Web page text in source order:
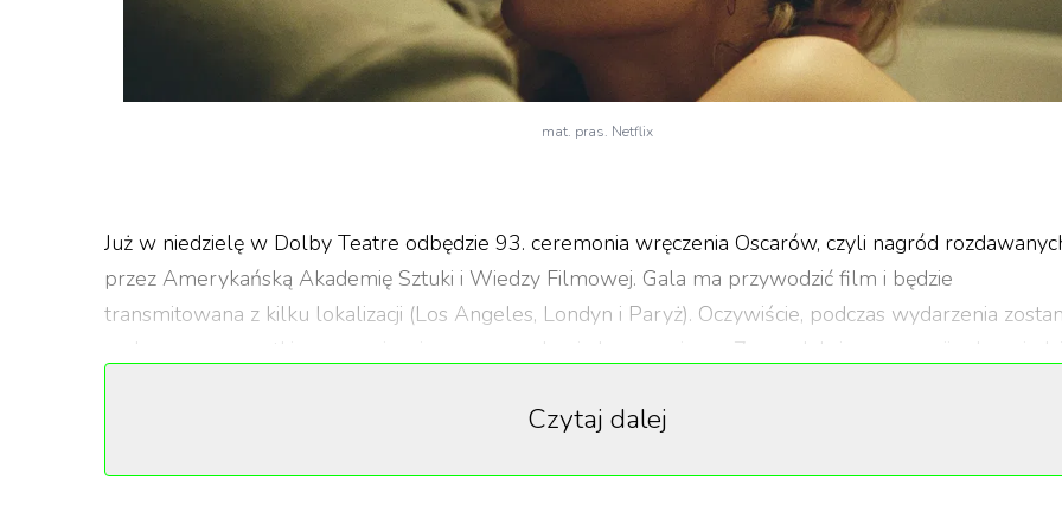
mat. pras. Netflix
Już w niedzielę w Dolby Teatre odbędzie 93. ceremonia wręczenia Oscarów, czyli nagród
przez Amerykańską Akademię Sztuki i Wiedzy Filmowej. Gala ma przywodzić film i będzie
transmitowana z kilku lokalizacji (Los Angeles, Londyn i Paryż). Oczywiście, podczas wydarzenia
zachowane wszystkie wymogi związane z pandemią koronawirusa. Za produkcję ceremonii odpowiadają
Z tej okazji przygotowaliśmy dla was zestawienie filmów nominowanych do Oscara, które możecie
obejrzeć legalnie w sieci. Nie jest to jednak kompletna lista. Jeżeli jesteście fanami filmów
Czytaj dalej